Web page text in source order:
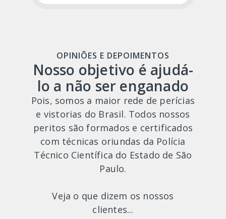
OPINIÕES E DEPOIMENTOS
Nosso objetivo é ajudá-
lo a não ser enganado
Pois, somos a maior rede de perícias
e vistorias do Brasil. Todos nossos
peritos são formados e certificados
com técnicas oriundas da Polícia
Técnico Científica do Estado de São
Paulo.
Veja o que dizem os nossos
clientes...